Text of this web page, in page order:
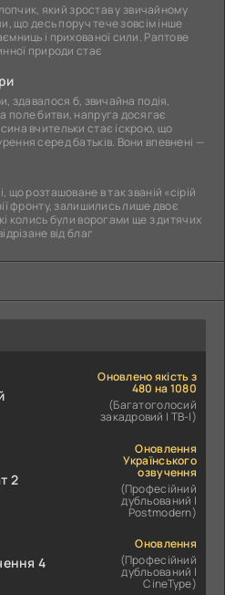
який зростав у звичайному
що десь поруч тече зовсім інше
і прихованої сили. Раптове
природи стає
здавалося б, звичайна подія,
поле битви, напруга досягає
вчительки стає іскрою, що
серед батьків. Вони впевнені —
що розташоване в так званій «сірій
фронту, залишились лише двоє
колись були ворогами ще з дитячих
від благ
Оновлено якість з
480 на 1080
(Багатоголосий
закадровий | ТВ-І)
2
Оновлення
Українського
озвучення
(Професійний
дубльований |
Postmodern)
4
Оновлення
(Професійний
дубльований |
CineType)